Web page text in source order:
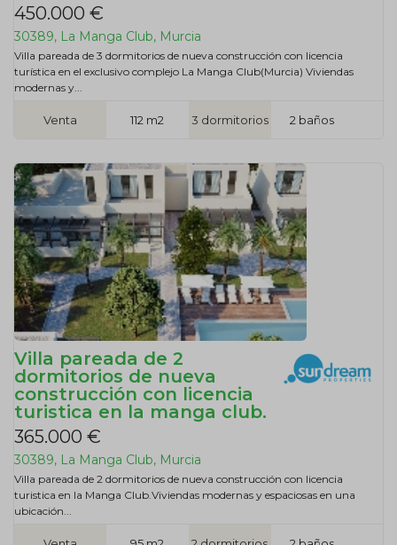
450.000 €
30389, La Manga Club, Murcia
Villa pareada de 3 dormitorios de nueva construcción con licencia
turística en el exclusivo complejo La Manga Club(Murcia) Viviendas
modernas y...
Venta 112 m2 3 dormitorios 2 baños
Villa pareada de 2
dormitorios de nueva
construcción con licencia
turistica en la manga club.
365.000 €
30389, La Manga Club, Murcia
Villa pareada de 2 dormitorios de nueva construcción con licencia
turistica en la Manga Club.Viviendas modernas y espaciosas en una
ubicación...